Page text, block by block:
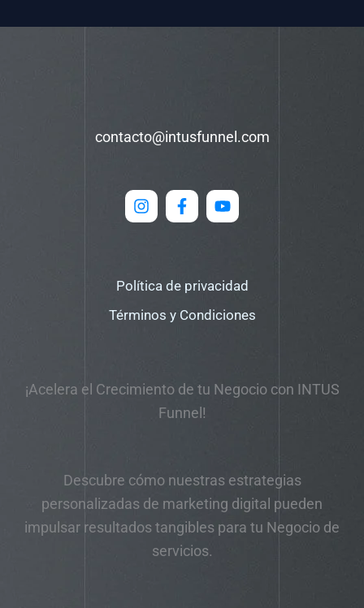
contacto@intusfunnel.com
Política de privacidad
Términos y Condiciones
¡Acelera el Crecimiento de tu Negocio con INTUS
Funnel!
Descubre cómo nuestras estrategias
personalizadas de marketing digital pueden
impulsar resultados tangibles para tu Negocio de
servicios.